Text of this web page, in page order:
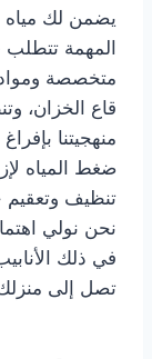
يضمن لك مياه
المهمة تتطلب
متخصصة
قاع الخزان،
منهجيتنا
ضغط المياه
تنظيف وتعقيم
نحن نولي
في ذلك
تصل إلى